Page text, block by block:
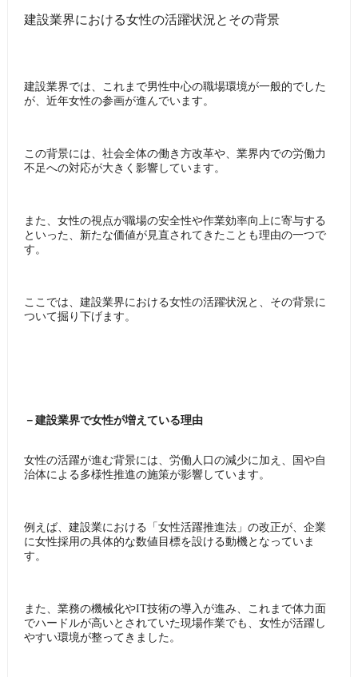
建設業界における女性の活躍状況とその背景
建設業界では、これまで男性中心の職場環境が一般的でした
が、近年女性の参画が進んでいます。
この背景には、社会全体の働き方改革や、業界内での労働力
不足への対応が大きく影響しています。
また、女性の視点が職場の安全性や作業効率向上に寄与する
といった、新たな価値が見直されてきたことも理由の一つで
す。
ここでは、建設業界における女性の活躍状況と、その背景に
ついて掘り下げます。
－建設業界で女性が増えている理由
女性の活躍が進む背景には、労働人口の減少に加え、国や自
治体による多様性推進の施策が影響しています。
例えば、建設業における「女性活躍推進法」の改正が、企業
に女性採用の具体的な数値目標を設ける動機となっていま
す。
また、業務の機械化やIT技術の導入が進み、これまで体力面
でハードルが高いとされていた現場作業でも、女性が活躍し
やすい環境が整ってきました。